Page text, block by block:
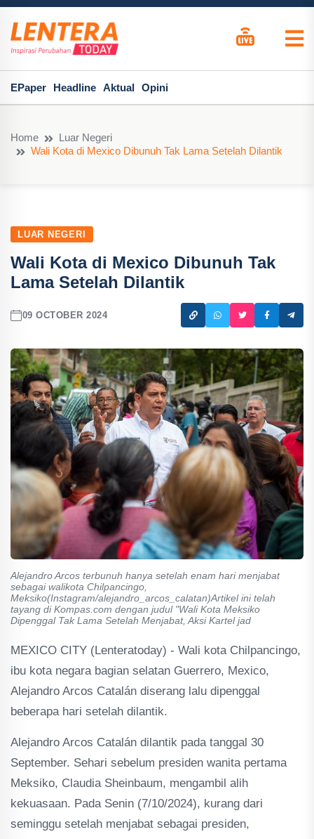
EPaper Headline Aktual Opini
Home
Luar Negeri
Wali Kota di Mexico Dibunuh Tak Lama Setelah Dilantik
LUAR NEGERI
Wali Kota di Mexico Dibunuh Tak
Lama Setelah Dilantik
09 OCTOBER 2024
Alejandro Arcos terbunuh hanya setelah enam hari menjabat
sebagai walikota Chilpancingo,
Meksiko(Instagram/alejandro_arcos_calatan)Artikel ini telah
tayang di Kompas.com dengan judul "Wali Kota Meksiko
Dipenggal Tak Lama Setelah Menjabat, Aksi Kartel jad
MEXICO CITY (Lenteratoday) - Wali kota Chilpancingo,
ibu kota negara bagian selatan Guerrero, Mexico,
Alejandro Arcos Catalán diserang lalu dipenggal
beberapa hari setelah dilantik.
Alejandro Arcos Catalán dilantik pada tanggal 30
September. Sehari sebelum presiden wanita pertama
Meksiko, Claudia Sheinbaum, mengambil alih
kekuasaan. Pada Senin (7/10/2024), kurang dari
seminggu setelah menjabat sebagai presiden,